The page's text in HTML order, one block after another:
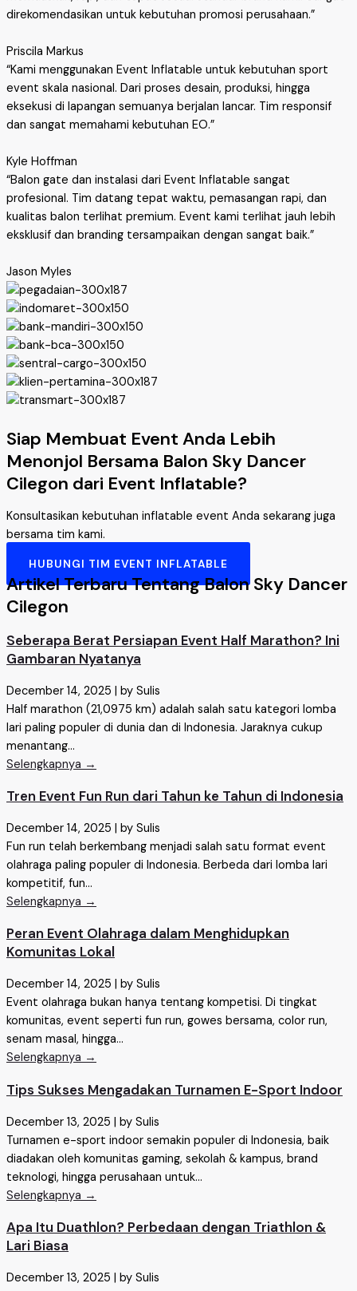
direkomendasikan untuk kebutuhan promosi perusahaan.”
Priscila Markus
“Kami menggunakan Event Inflatable untuk kebutuhan sport
event skala nasional. Dari proses desain, produksi, hingga
eksekusi di lapangan semuanya berjalan lancar. Tim responsif
dan sangat memahami kebutuhan EO.”
Kyle Hoffman
“Balon gate dan instalasi dari Event Inflatable sangat
profesional. Tim datang tepat waktu, pemasangan rapi, dan
kualitas balon terlihat premium. Event kami terlihat jauh lebih
eksklusif dan branding tersampaikan dengan sangat baik.”
Jason Myles
Siap Membuat Event Anda Lebih
Menonjol Bersama Balon Sky Dancer
Cilegon dari Event Inflatable?
Konsultasikan kebutuhan inflatable event Anda sekarang juga
bersama tim kami.
HUBUNGI TIM EVENT INFLATABLE
Artikel Terbaru Tentang Balon Sky Dancer
Cilegon
Seberapa Berat Persiapan Event Half Marathon? Ini
Gambaran Nyatanya
December 14, 2025
by Sulis
Half marathon (21,0975 km) adalah salah satu kategori lomba
lari paling populer di dunia dan di Indonesia. Jaraknya cukup
menantang...
Selengkapnya →
Tren Event Fun Run dari Tahun ke Tahun di Indonesia
December 14, 2025
by Sulis
Fun run telah berkembang menjadi salah satu format event
olahraga paling populer di Indonesia. Berbeda dari lomba lari
kompetitif, fun...
Selengkapnya →
Peran Event Olahraga dalam Menghidupkan
Komunitas Lokal
December 14, 2025
by Sulis
Event olahraga bukan hanya tentang kompetisi. Di tingkat
komunitas, event seperti fun run, gowes bersama, color run,
senam masal, hingga...
Selengkapnya →
Tips Sukses Mengadakan Turnamen E-Sport Indoor
December 13, 2025 | by Sulis
Turnamen e-sport indoor semakin populer di Indonesia, baik
diadakan oleh komunitas gaming, sekolah & kampus, brand
teknologi, hingga perusahaan untuk...
Selengkapnya →
Apa Itu Duathlon? Perbedaan dengan Triathlon &
Lari Biasa
December 13, 2025 | by Sulis